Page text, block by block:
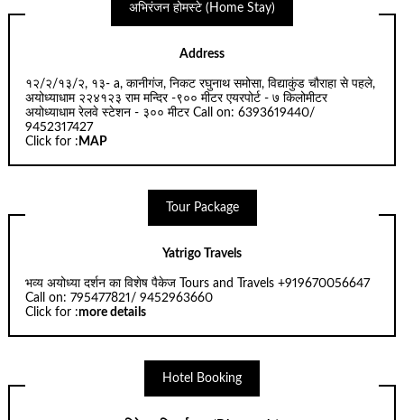
अभिरंजन होमस्टे (Home Stay)
Address
१२/२/१३/२, १३- a, कानीगंज, निकट रघुनाथ समोसा, विद्याकुंड चौराहा से पहले,
अयोध्याधाम २२४१२३ राम मन्दिर -९०० मीटर एयरपोर्ट - ७ किलोमीटर
अयोध्याधाम रेलवे स्टेशन - ३०० मीटर Call on: 6393619440/
9452317427
Click for : MAP
Tour Package
Yatrigo Travels
भव्य अयोध्या दर्शन का विशेष पैकेज Tours and Travels +919670056647
Call on: 795477821/ 9452963660
Click for :more details
Hotel Booking